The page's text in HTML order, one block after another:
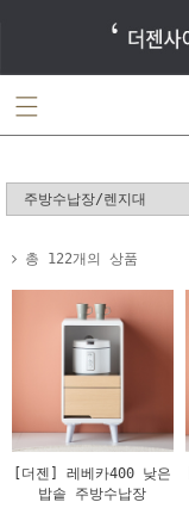
총 122개의 상품
[더젠] 레베카400 낮은
밥솥 주방수납장